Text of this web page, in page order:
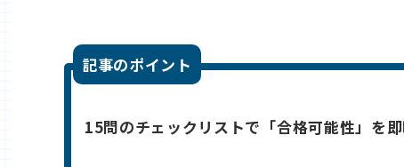
記事のポイント
15問のチェックリストで「合格可能性」を